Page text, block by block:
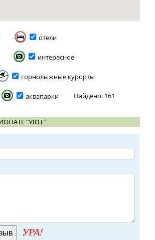
отели
интересное
горнолыжные курорты
аквапарки Найдено: 161
"УЮТ"
УРА!